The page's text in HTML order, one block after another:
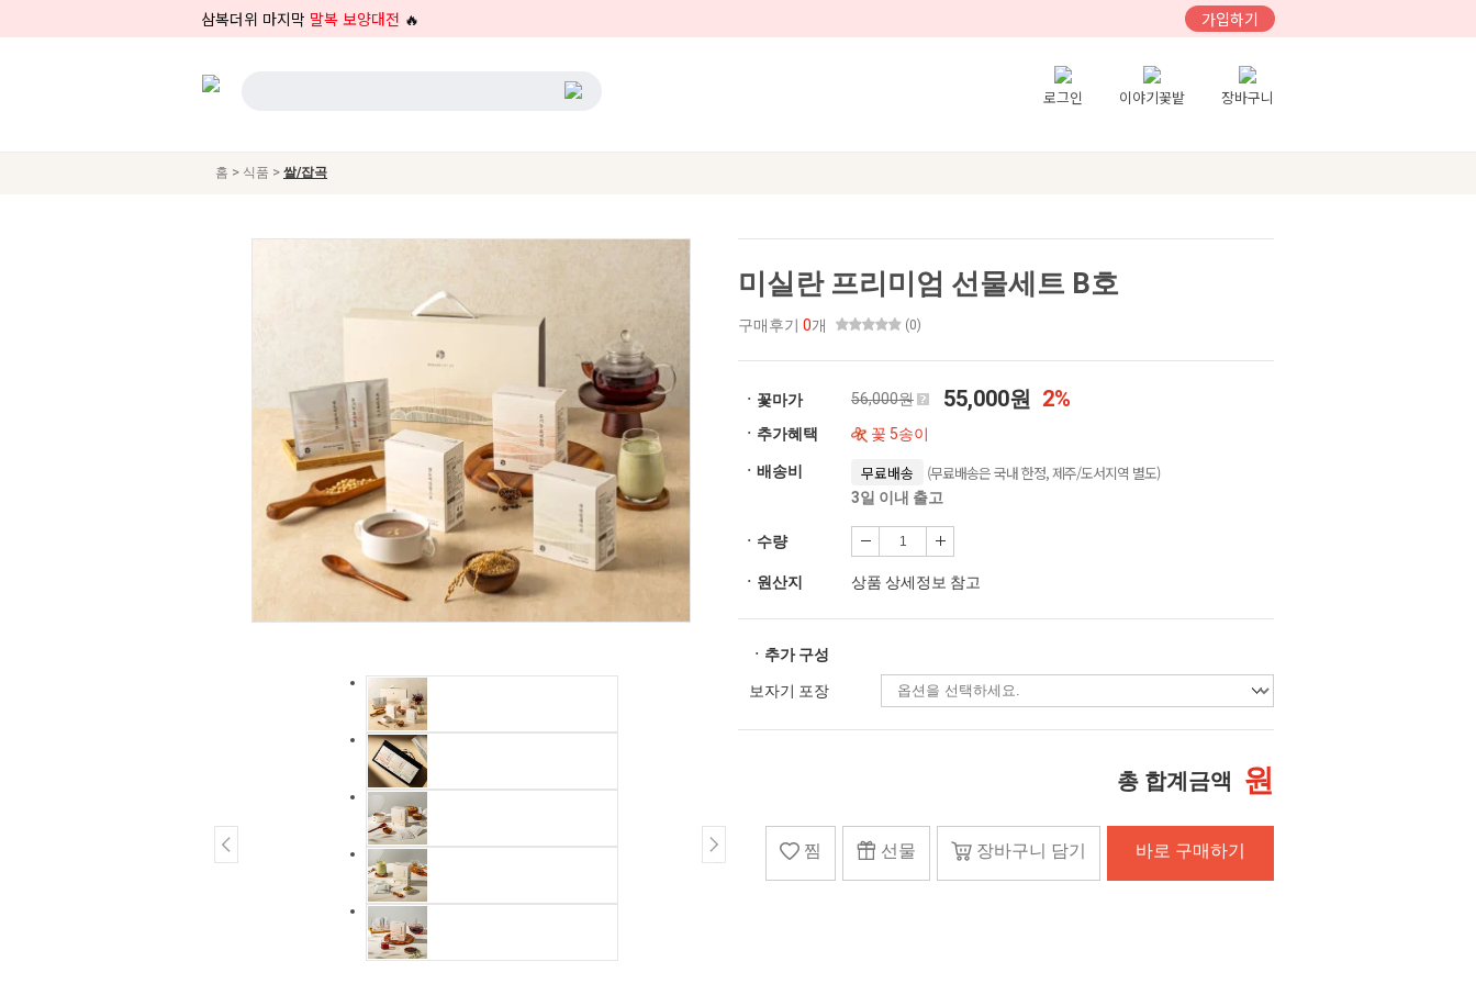
삼복더위 마지막 말복 보양대전 🔥 가입하기
로그인 이야기꽃밭 장바구니
홈 > 식품 > 쌀/잡곡
미실란 프리미엄 선물세트 B호
구매후기 0개 (0)
ㆍ꽃마가 56,000원 55,000원 2%
ㆍ추가혜택 꽃 5송이
ㆍ배송비 무료배송 (무료배송은 국내 한정, 제주/도서지역 별도)
3일 이내 출고
ㆍ수량
ㆍ원산지 상품 상세정보 참고
ㆍ추가 구성
보자기 포장
총 합계금액 원
찜 선물 장바구니 담기 바로 구매하기